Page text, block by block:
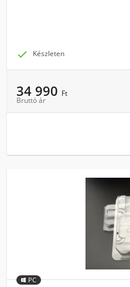
 Készleten
34 990 Ft
Bruttó ár
PC